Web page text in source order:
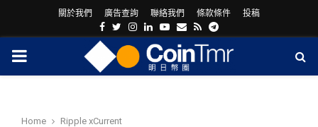
關於我們 廣告查詢 聯絡我們 條款條件 投稿
Facebook
Twitter
Instagram
LinkedinYoutube
Email
RssTelegram
PRIMARY
Home Ripple xCurrent